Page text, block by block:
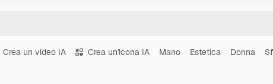
Crea un video IA Crea un'icona IA Mano Estetica Donna